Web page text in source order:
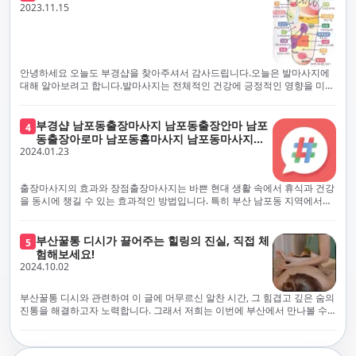
선택하는 것이 중요합니다.부산에서 러시아 홈케어를 전문으로 하는 부경샵
은, 항상 후불제로 운영하면서 청결과 안전을 가장 중요하게 여깁니다. 부산
에서 진정으로 즐거운 부산 러시아 홈케어 경험을 해보시길 바랍니다. 그렇
죠, 부경샵은 선입금을 요구하지 않아요. 부산 러시아 홈케어를 선택하기 전
에, 주의해야 할 사항들을 반드시 확인해 보세요. 선입금 관련 사기에는 항상
조심해야 합니다. 070으로 시작하는 인터넷 전화나 텔레그램 같은 메시지
앱에만 의존하는 업체는 특히 더 조심해 주세요. 이런 경우, 선입금을 하지
부경샵은 부산 출장 후불제 서비스를 모범적으로 운영하고 있으며, 명성을
악용하는 사기 업체로부터 발생할 수 있는 모든 부정행위와 간접적인 피해
를 방지하기 위해 노력하고 있어요. 만약 부경샵 을 사칭하며 선불 결제를 요
구하는 마사지 서비스를 발견하신다면, 그런 곳은 피하시고 저희에게 알려
주세요.부경샵에서는 모든 서비스가 관리사가 도착한 후에 결제하는 걸 기
본으로 해요. 부경샵은 부산에서 부산 러시아 홈케어를 전문으로 하며,
100% 후불제를 거래의 기본으로 삼고 있어요. 왜 부경샵이 특별한지 궁금하
시죠? 여기서만 느낄 수 있는 특별한 경험을 소개합니다! 부경샵과 함께라면
험을 제공해요. 준비하신 모든 것에 놀랄 준비를 하세요. 부경샵은 오랜 시간
동안 지역에서 최고의 출장업체가 되겠다는 하나의 신념으로 노력해 왔어
요.부경샵의 전통적인 서비스로, 단 한 순간도 낭비하지 않고 쌓인 피로를 풀
어드릴 거예요. 비가 오든 눈이 오든, 어디에 계시든 부경샵이 찾아가 도와드
릴게요. 부경샵의 서비스는 부산의 모든 곳, 집이든 모텔이든 호텔이든 오피
스텔이든 아파트든, 여러분을 위해 준비되어 있어요.부경샵 지역에서 가장
멀리까지 다니며, 편리함을 최우선으로 생각해요. 빠르고 효율적인 운영 시
게 조절되어, 진정한 에너지 회복을 경험하실 수 있어요.부경샵은 부산에서
전문적으로 훈련된 관리사를 다수 보유하고 있음을 자랑스럽게 여깁니다.
현대 사회의 불확실성 속에서, 부경샵은 안전을 최우선으로 여기며, 이를 위
해 100% 후불제 시행은 물론, 코로나19 상황에서도 관리사들의 건강 진단
업체에 대해서는 경계하는 것이 중요합니다. 부경샵의 접근 방식과 정책은
인천에서의 안전하고 신뢰할 수 있는 고품질 마사지 경험을 집앞에서 제공
하기 위해 고안되었습니다. 부경샵은 부산 일본인 홈케어 서비스를 전문으
로 하며, 항상 고객님의 편의와 안전을 최우선으로 고려하여 후불제 시스템
거운 마사지 경험을 보장합니다. 부경샵의 서비스는 선입금 없이 이용 가능
한 부산 일본인 홈케어로, 선입금 요구 없이 서비스를 제공함으로써 고객님
의 신뢰를 최우선으로 합니다. 이용 전 주의사항을 꼼꼼히 확인하시고, 선입
금 사기로부터 자신을 보호하는 것이 중요합니다. 부산 일본인 홈케어 서비
스를 찾으실 때는 070으로 시작하는 인터넷 전화번호나 텔레그램과 같은 메
시징 플랫폼만을 이용하는 업체에 주의해야 합니다. 이러한 서비스는 선지
급 없이 이용할 수 있어야 하며, 부경샵은 이러한 걱정 없이 안전하고 신뢰할
수 있는 서비스를 제공합니다. 부경샵은 부산 일본인 홈케어 후불제의 모범
적인 피해가 발생하지 않도록 지속적으로 노력하고 있습니다. 부경샵을 사
칭하여 선불 결제를 요구하는 마사지 서비스에 대해서는 각별한 주의가 필
요합니다. '부경샵'은 관리사의 도착 이후에 결제가 이루어지는 후불제를
기본 원칙으로 하는 부산 일본인 홈케어 전문 업체입니다. 이 운영 방식은 고
객님의 신뢰를 최우선으로 여기며, 모든 코스에서 100% 후불제를 시행하고
있습니다. 왜 부경샵이 부산에서 특별한지, 그 이유를 알려드리겠습니다.
여기서는 단순한 부산 일본인 홈케어 서비스를 넘어서, 비교 불가한 경험을
러분을 기다리고 있으니, 준비되셨나요? 부경샵은 오랜 시간 동안 지역 최
2023.11.15
안녕하세요 오늘도 부경샵을 찾아주셔서 감사드립니다.오늘은 발마사지에
대해 알아보려고 합니다.발마사지는 전체적인 건강에 긍정적인 영향을 미칠
명하겠습니다.근육 이완과 피로 완화: 발마사지는 발 아치, 발가락, 발등 등
에 위치한 다양한 근육을 이완시키는 효과가 있습니다. 일상적인 활동이나
장시간의 서있는 자세로 인해 긴장된 발 근육을 느슨하게 만들어주어 편안
함을 제공합니다. 이는 근육의 유연성을 향상시키고 근육의 혈액순환을 촉
진하는 데 도움이 됩니다.혈액순환 개선: 발마사지는 혈액순환을 촉진하는
데 기여합니다. 마사지로 근육과 혈관이 이완되면 혈액이 더 원활하게 흐르
게 되어 세포와 조직에 산소와 영양소가 빠르게 공급됩니다. 이는 세포의 기
장된 근육과 신경을 완화시켜 스트레스를 감소시킵니다. 발에는 다양한 신
경과 결절이 모여있어, 발마사지를 통해 이를 자극함으로써 정신적인 편안
함을 제공하는데 도움이 됩니다. 이는 스트레스 호르몬의 감소와 함께 심신
의 안정을 촉진합니다.면역 시스템 강화: 정기적인 발마사지는 면역 시스템
의 활동을 촉진하여 감염 및 질병에 대한 저항력을 향상시킬 수 있습니다. 마
사지는 림프순환을 촉진하고 세포 배출물을 제거함으로써 면역 시스템을 지
원합니다.숙면 유도: 발마사지는 긴장된 근육과 신경을 완화시켜 수면에 도
특정 포인트를 자극함으로써 소화 기능을 개선하는데 도움이 될 수 있습니
4 부경샵 남포동출장마사지 남포동출장안마 남포
동출장아로마 남포동홈마사지 남포동마사지출
장
2024.01.23
출장마사지의 효과와 장점출장마사지는 바쁜 현대 생활 속에서 휴식과 건강
을 동시에 챙길 수 있는 효과적인 방법입니다. 특히 부산 남포동 지역에서
와 신체적, 정신적 피로를 효과적으로 완화합니다. 전문 마사지사의 숙련된
손길은 긴장된 근육을 이완시키고, 스트레스 호르몬 수치를 감소시켜 마음
의 안정을 가져다 줍니다. 이는 일상의 업무 효율성을 높이고, 전반적인 삶의
질을 향상시키는 데 기여합니다.근육 이완과 유연성 향상:꾸준한 출장마사
지는 근육의 긴장과 경직을 해소하고 유연성을 향상시킵니다. 이는 운동 성
능을 개선하고, 근골격계 문제 및 부상 예방에 도움이 됩니다. 또한, 규칙적
인 마사지는 자세 개선에도 긍정적인 영향을 미칩니다.혈액 순환 촉진과 신
촉진합니다. 이는 신진대사를 활성화하고, 독소 배출을 돕습니다. 결과적으
5 부산꿀통 디시가 끌어주는 힐링의 진실, 직접 체
험해보세요!
2024.10.02
부산꿀통 디시와 관련하여 이 글에 머무르신 알찬 시간, 그 힘겹고 깊은 숨의
진통을 해결하고자 노력합니다. 그래서 저희는 이번에 부산에서 만나볼 수
그 해결책을 찾는 것이 어려운 상황을 맞이하는 경우가 많습니다. 부산꿀통